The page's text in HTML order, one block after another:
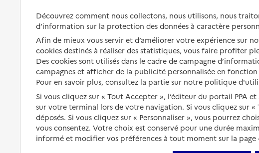
Aménager son logement et
s'équiper
Préserver son autonomie et sa
santé
Organiser à l'avance sa propre
protection
Les mesures de protection
Les obligations de la famille
À qui s’adresser ?
Aides financières
Solutions d'accueil temporaire
Partager son logement
Vivre à domicile avec une
maladie ou un handicap
Être hospitalisé
Fin de vie à domicile
Vivre
Autres
Découvrez comment nous collectons, nous utilisons, nous
d’information sur la protection des données à caractère
Afin de mieux vous servir et d’améliorer votre expérience sur
cookies destinés à réaliser des statistiques, vous faire profiter
Des cookies sont utilisés dans le cadre de campagne
campagnes et afficher de la publicité personnalisée en
Pour en savoir plus, consultez la partie sur notre politique
Si vous cliquez sur « Tout Accepter », l’éditeur du portail PPA
sur votre terminal lors de votre navigation. Si vous cliquez sur «
déposés. Si vous cliquez sur « Personnaliser », vous pourrez
vous consentez. Votre choix est conservé pour une durée
informé et modifier vos préférences à tout moment sur la page